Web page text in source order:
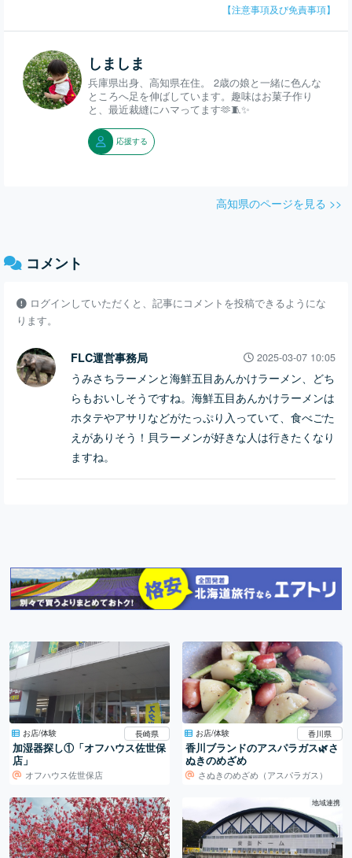
【注意事項及び免責事項】
しましま
兵庫県出身、高知県在住。 2歳の娘と一緒に色んな
ところへ足を伸ばしています。趣味はお菓子作り
と、最近裁縫にハマってます🫶🧵✨
応援する
高知県のページを見る >>
コメント
ログインしていただくと、記事にコメントを投稿できるようにな
ります。
FLC運営事務局 2025-03-07 10:05
うみさちラーメンと海鮮五目あんかけラーメン、どち
らもおいしそうですね。海鮮五目あんかけラーメンは
ホタテやアサリなどがたっぷり入っていて、食べごた
えがありそう！貝ラーメンが好きな人は行きたくなり
ますね。
お店/体験 長崎県
加湿器探し①「オフハウス佐世保
店」
オフハウス佐世保店
お店/体験 香川県
香川ブランドのアスパラガス🌿さ
ぬきのめざめ
さぬきのめざめ（アスパラガス）
地域連携